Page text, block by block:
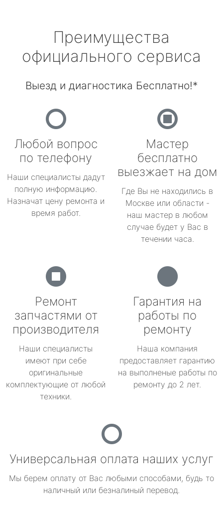
Преимущества
официального сервиса
Выезд и диагностика Бесплатно!*
Любой вопрос
по телефону
Наши специалисты дадут
полную информацию.
Назначат цену ремонта и
время работ.
Мастер
бесплатно
выезжает на дом
Где Вы не находились в
Москве или области -
наш мастер в любом
случае будет у Вас в
течении часа.
Ремонт
запчастями от
производителя
Наши специалисты
имеют при себе
оригинальные
комплектующие от любой
техники.
Гарантия на
работы по
ремонту
Наша компания
предоставляет гарантию
на выполненые работы по
ремонту до 2 лет.
Универсальная оплата наших услуг
Мы берем оплату от Вас любыми способами, будь то
наличный или безналиный перевод.